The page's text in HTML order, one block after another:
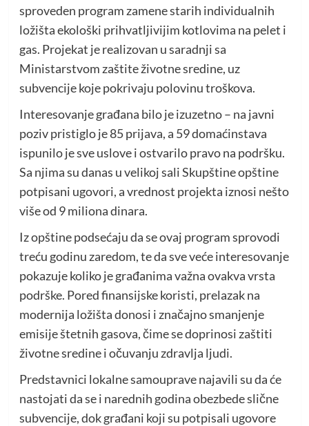
sproveden program zamene starih individualnih
ložišta ekološki prihvatljivijim kotlovima na pelet i
gas. Projekat je realizovan u saradnji sa
Ministarstvom zaštite životne sredine, uz
subvencije koje pokrivaju polovinu troškova.
Interesovanje građana bilo je izuzetno – na javni
poziv pristiglo je 85 prijava, a 59 domaćinstava
ispunilo je sve uslove i ostvarilo pravo na podršku.
Sa njima su danas u velikoj sali Skupštine opštine
potpisani ugovori, a vrednost projekta iznosi nešto
više od 9 miliona dinara.
Iz opštine podsećaju da se ovaj program sprovodi
treću godinu zaredom, te da sve veće interesovanje
pokazuje koliko je građanima važna ovakva vrsta
podrške. Pored finansijske koristi, prelazak na
modernija ložišta donosi i značajno smanjenje
emisije štetnih gasova, čime se doprinosi zaštiti
životne sredine i očuvanju zdravlja ljudi.
Predstavnici lokalne samouprave najavili su da će
nastojati da se i narednih godina obezbede slične
subvencije, dok građani koji su potpisali ugovore